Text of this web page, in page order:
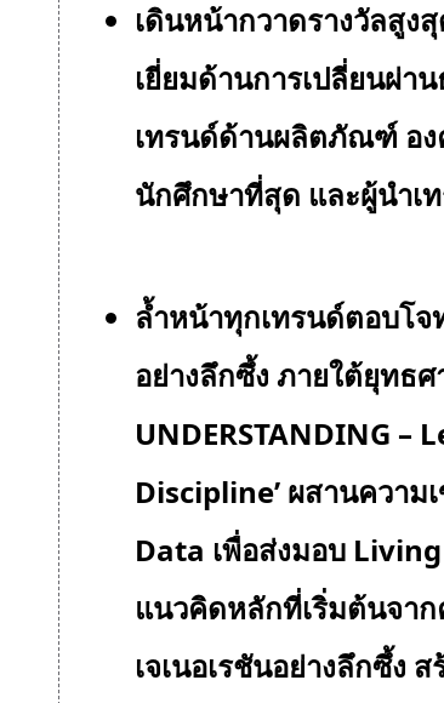
เดินหน้ากวาดรางวัลสูง
เยี่ยมด้านการเปลี่ยนผ่
เทรนด์ด้านผลิตภัณฑ์ อง
นักศึกษาที่สุด และผู้นำเ
ล้ำหน้าทุกเทรนด์ตอบโ
อย่างลึกซึ้ง ภายใต้ยุทธ
UNDERSTANDING
Discipline’ ผสานควา
Data เพื่อส่งมอบ
แนวคิดหลักที่เริ่มต้นจา
เจเนอเรชันอย่างลึกซึ้ง